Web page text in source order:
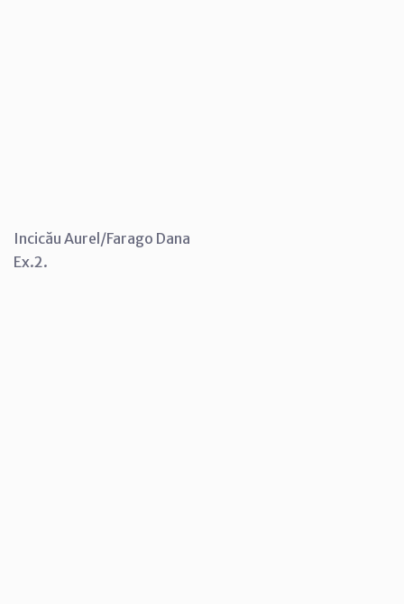
Incicău Aurel/Farago Dana
Ex.2.